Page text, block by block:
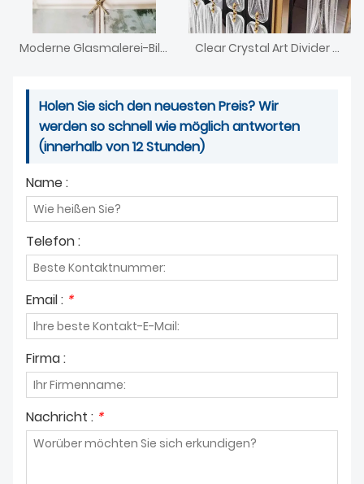
Moderne Glasmalerei-Bildwand Clear Crystal Art Divider Screen-Anpassung
Holen Sie sich den neuesten Preis? Wir
werden so schnell wie möglich antworten
(innerhalb von 12 Stunden)
Name :
Telefon :
Email : *
Firma :
Nachricht : *